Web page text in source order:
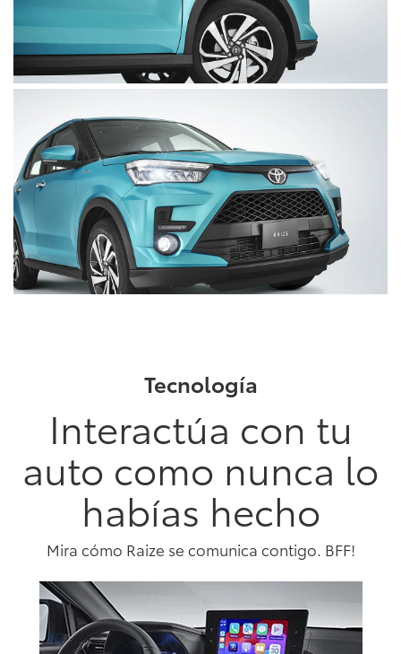
Clic
agrandar
foto
Tecnología
Interactúa con tu
auto como nunca lo
habías hecho
Mira cómo Raize se comunica contigo. BFF!